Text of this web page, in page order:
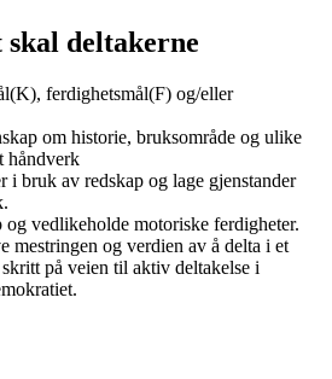
deltakerne
ferdighetsmål(F) og/eller
om historie, bruksområde og ulike
håndverk
i bruk av redskap og lage gjenstander
vedlikeholde motoriske ferdigheter.
mestringen og verdien av å delta i et
på veien til aktiv deltakelse i